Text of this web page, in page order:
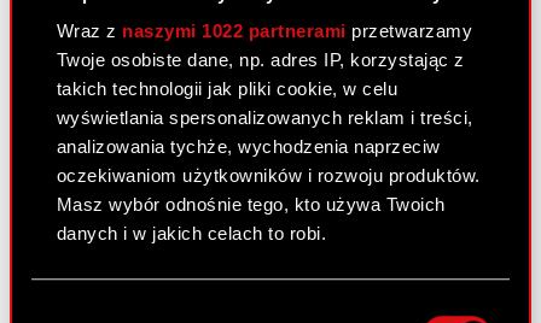
Wraz z naszymi 1022 partnerami przetwarzamy
Twoje osobiste dane, np. adres IP, korzystając z
takich technologii jak pliki cookie, w celu
wyświetlania spersonalizowanych reklam i treści,
analizowania tychże, wychodzenia naprzeciw
oczekiwaniom użytkowników i rozwoju produktów.
Masz wybór odnośnie tego, kto używa Twoich
danych i w jakich celach to robi.
PDF
Aktualizacja informacji dotyczacych
pozwow zbiorowych w USA - ESPI
Raport bieżący nr 26/2021
17 maja 2021 20:30
Temat: Rezygnacja członka Rady Nadzorczej oraz
pełnienia funkcji w nowej kadencji Rady